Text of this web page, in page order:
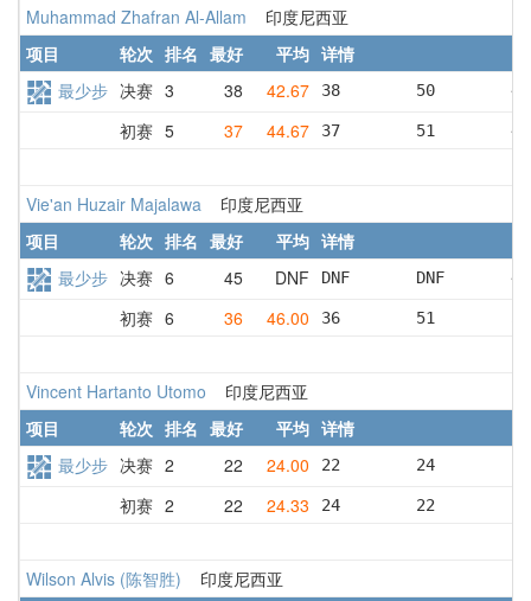
Muhammad Zhafran Al-Allam 印度尼西亚
项目
轮次 排名 最好 平均 详情
最少步 决赛 3 38 42.67 38        50        40
初赛 5 37 44.67 37        51        46
Vie'an Huzair Majalawa 印度尼西亚
项目
轮次 排名 最好 平均 详情
最少步 决赛 6 45 DNF DNF       DNF       45
初赛 6 36 46.00 36        51        51
Vincent Hartanto Utomo 印度尼西亚
项目
轮次 排名 最好 平均 详情
最少步 决赛 2 22 24.00 22        24        26
初赛 2 22 24.33 24        22        27
Wilson Alvis (陈智胜) 印度尼西亚